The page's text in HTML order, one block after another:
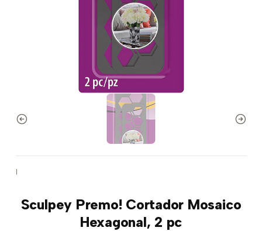
|
Sculpey Premo! Cortador Mosaico
Hexagonal, 2 pc